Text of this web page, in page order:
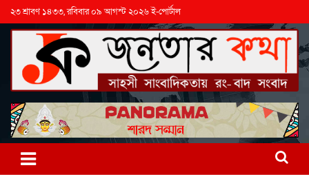
২৩ শ্রাবণ ১৪৩৩, রবিবার ০৯ আগস্ট ২০২৬ ই-পোর্টাল